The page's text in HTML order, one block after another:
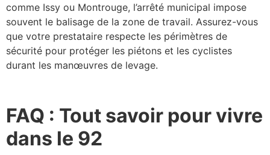
comme Issy ou Montrouge, l’arrêté municipal impose
souvent le balisage de la zone de travail. Assurez-vous
que votre prestataire respecte les périmètres de
sécurité pour protéger les piétons et les cyclistes
durant les manœuvres de levage.
FAQ : Tout savoir pour vivre
dans le 92